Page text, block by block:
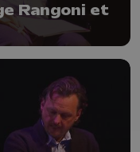
Rangoni et